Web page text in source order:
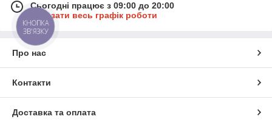
Сьогодні працює з 09:00 до 20:00
Показати весь графік роботи
Про нас
Контакти
Доставка та оплата
КНОПКА
ЗВ'ЯЗКУ